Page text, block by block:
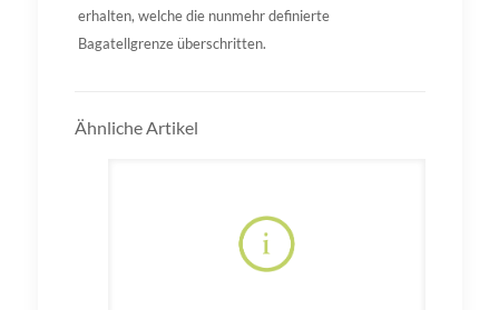
erhalten, welche die nunmehr definierte
Bagatellgrenze überschritten.
Ähnliche Artikel